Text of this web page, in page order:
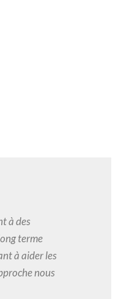
à des
terme
à aider les
nous